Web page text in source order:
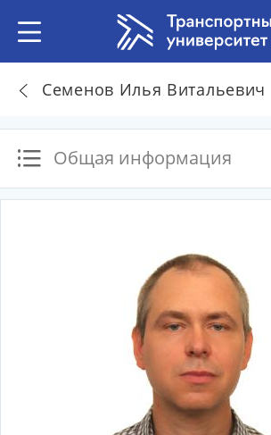
Семенов Илья Витальевич
Общая информация